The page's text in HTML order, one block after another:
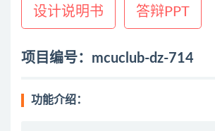
设计说明书 答辩PPT
项目编号：mcuclub-dz-714
功能介绍：